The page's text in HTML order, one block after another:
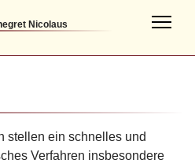
Nicolaus
stellen ein schnelles und
Verfahren insbesondere